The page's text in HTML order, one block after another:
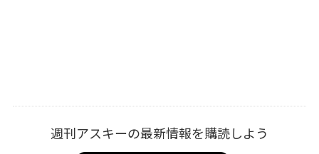
週刊アスキーの最新情報を購読しよう